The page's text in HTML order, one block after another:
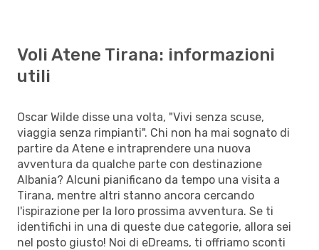
Voli Atene Tirana: informazioni
utili
Oscar Wilde disse una volta, "Vivi senza scuse,
viaggia senza rimpianti". Chi non ha mai sognato di
partire da Atene e intraprendere una nuova
avventura da qualche parte con destinazione
Albania? Alcuni pianificano da tempo una visita a
Tirana, mentre altri stanno ancora cercando
l'ispirazione per la loro prossima avventura. Se ti
identifichi in una di queste due categorie, allora sei
nel posto giusto! Noi di eDreams, ti offriamo sconti